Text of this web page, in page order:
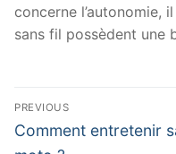
concerne l’autonomie,
sans fil possèdent une
Navigation
de
PREVIOUS
Previous
post:
Comment entretenir